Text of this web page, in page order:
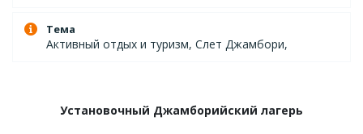
Тема
Активный отдых и туризм, Слет Джамбори,
Установочный Джамборийский лагерь